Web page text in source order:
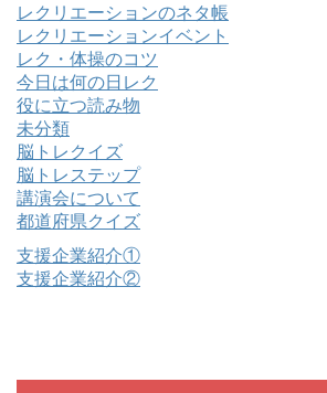
レクリエーションのネタ帳
レクリエーションイベント
レク・体操のコツ
今日は何の日レク
役に立つ読み物
未分類
脳トレクイズ
脳トレステップ
講演会について
都道府県クイズ
支援企業紹介①
支援企業紹介②